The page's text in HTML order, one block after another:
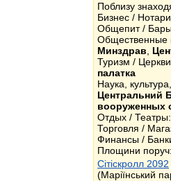
Поблизу
Бизнес /
Общепит /
Общественные
Минздрав
Туризм /
палатка
Наука,
Центральний
вооруженных
Отдых / Театры:
Торговля /
Финансы /
Площини поруч:
Сітіскролл 2092
(Маріїнський